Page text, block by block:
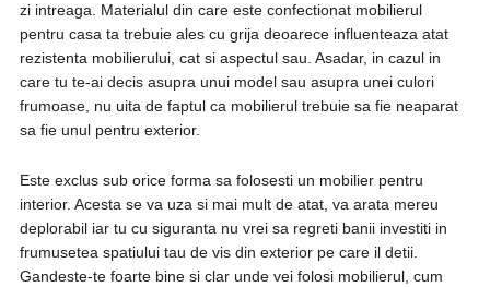
zi intreaga. Materialul din care este confectionat mobilierul
pentru casa ta trebuie ales cu grija deoarece influenteaza atat
rezistenta mobilierului, cat si aspectul sau. Asadar, in cazul in
care tu te-ai decis asupra unui model sau asupra unei culori
frumoase, nu uita de faptul ca mobilierul trebuie sa fie neaparat
sa fie unul pentru exterior.
Este exclus sub orice forma sa folosesti un mobilier pentru
interior. Acesta se va uza si mai mult de atat, va arata mereu
deplorabil iar tu cu siguranta nu vrei sa regreti banii investiti in
frumusetea spatiului tau de vis din exterior pe care il detii.
Gandeste-te foarte bine si clar unde vei folosi mobilierul, cum